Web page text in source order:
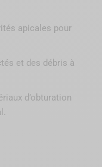
apicales pour
et des débris à
d’obturation